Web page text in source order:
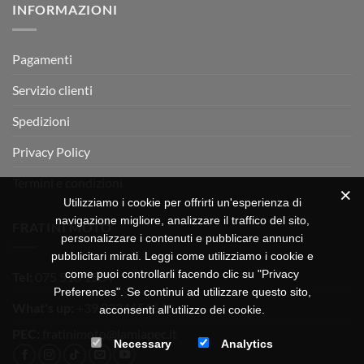
MOTOR
INFORMAZIONI
Pagamenti
Servizio clienti
Spedizioni
Privacy Policy
Termini e condizioni
FRATINI MOTO
075 518 1504
+39 3334656649
Utilizziamo i cookie per offrirti un'esperienza di
navigazione migliore, analizzare il traffico del sito,
personalizzare i contenuti e pubblicare annunci
pubblicitari mirati. Leggi come utilizziamo i cookie e
come puoi controllarli facendo clic su "Privacy
Preferences". Se continui ad utilizzare questo sito,
acconsenti all'utilizzo dei cookie.
Necessary Analytics